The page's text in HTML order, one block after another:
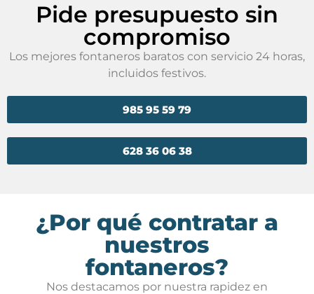
Pide presupuesto sin
compromiso
Los mejores fontaneros baratos con servicio 24 horas,
incluidos festivos.
628 36 06 38
985 95 59 79
¿Por qué contratar a
nuestros
fontaneros?
Nos destacamos por nuestra rapidez en